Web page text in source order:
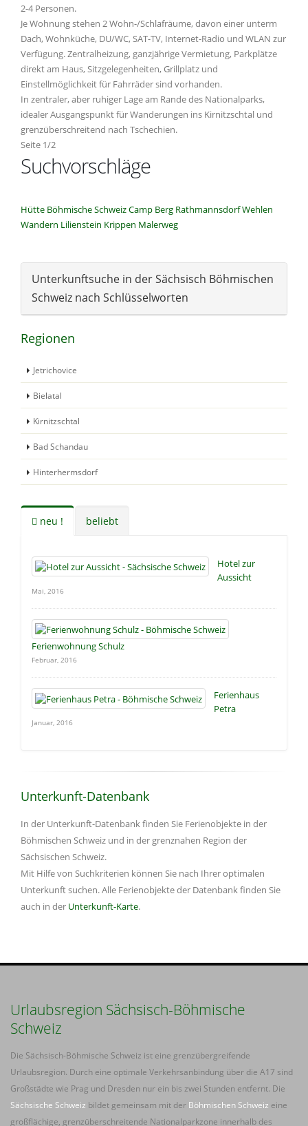
2-4 Personen.
Je Wohnung stehen 2 Wohn-/Schlafräume, davon einer unterm
Dach, Wohnküche, DU/WC, SAT-TV, Internet-Radio und WLAN zur
Verfügung. Zentralheizung, ganzjährige Vermietung, Parkplätze
direkt am Haus, Sitzgelegenheiten, Grillplatz und
Einstellmöglichkeit für Fahrräder sind vorhanden.
In zentraler, aber ruhiger Lage am Rande des Nationalparks,
idealer Ausgangspunkt für Wanderungen ins Kirnitzschtal und
grenzüberschreitend nach Tschechien.
Seite 1/2
Suchvorschläge
Hütte Böhmische SchweizCamp Berg RathmannsdorfWehlen
Wandern Lilienstein Krippen Malerweg
Unterkunftsuche in der Sächsisch Böhmischen
Schweiz nach Schlüsselworten
Regionen
Jetrichovice
Bielatal
Kirnitzschtal
Bad Schandau
Hinterhermsdorf
neu ! beliebt
Hotel zur
Aussicht
Mai, 2016
Ferienwohnung Schulz
Februar, 2016
Ferienhaus
Petra
Januar, 2016
Unterkunft-Datenbank
In der Unterkunft-Datenbank finden Sie Ferienobjekte in der
Böhmischen Schweiz und in der grenznahen Region der
Sächsischen Schweiz.
Mit Hilfe von Suchkriterien können Sie nach Ihrer optimalen
Unterkunft suchen. Alle Ferienobjekte der Datenbank finden Sie
auch in der Unterkunft-Karte.
Urlaubsregion Sächsisch-Böhmische
Schweiz
Die Sächsisch-Böhmische Schweiz ist eine grenzübergreifende
Urlaubsregion. Durch eine optimale Verkehrsanbindung über die A17 sind
Großstädte wie Prag und Dresden nur ein bis zwei Stunden entfernt. Die
Sächsische Schweiz bildet gemeinsam mit der Böhmischen Schweiz eine
großflächige, grenzüberschreitende Nationalparkzone innerhalb des